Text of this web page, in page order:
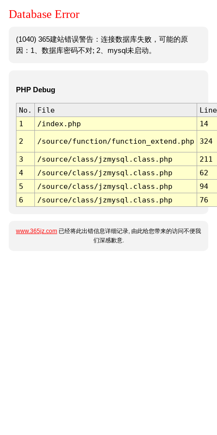
Database Error
(1040) 365建站错误警告：连接数据库失败，可能的原
因：1、数据库密码不对; 2、mysql未启动。
PHP Debug
No. File
Line
1
/index.php 14
2 /source/function/function_extend.php 324
3 /source/class/jzmysql.class.php
211
4
/source/class/jzmysql.class.php
62
5
/source/class/jzmysql.class.php
94
6
/source/class/jzmysql.class.php 76
www.365jz.com 已经将此出错信息详细记录, 由此给您带来的访问不便我
们深感歉意.